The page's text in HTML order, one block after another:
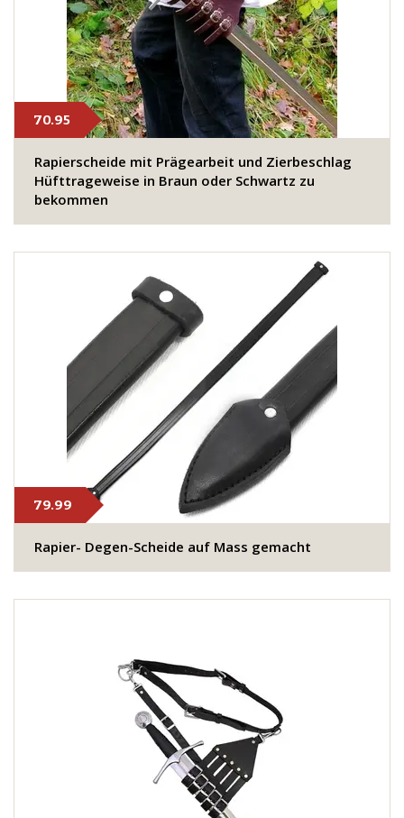
70.95
Rapierscheide mit Prägearbeit und Zierbeschlag
Hüfttrageweise in Braun oder Schwartz zu
bekommen
79.99
Rapier- Degen-Scheide auf Mass gemacht